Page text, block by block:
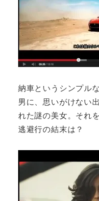
納車というシンプル
男に、思いがけない
れた謎の美女。それ
逃避行の結末は？